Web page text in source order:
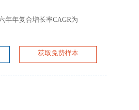
年年复合增长率CAGR为
获取免费样本